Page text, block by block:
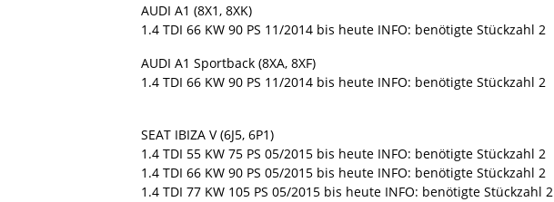
AUDI A1 (8X1, 8XK)
1.4 TDI 66 KW 90 PS 11/2014 bis heute INFO: benötigte Stückzahl 2
AUDI A1 Sportback (8XA, 8XF)
1.4 TDI 66 KW 90 PS 11/2014 bis heute INFO: benötigte Stückzahl 2
SEAT IBIZA V (6J5, 6P1)
1.4 TDI 55 KW 75 PS 05/2015 bis heute INFO: benötigte Stückzahl 2
1.4 TDI 66 KW 90 PS 05/2015 bis heute INFO: benötigte Stückzahl 2
1.4 TDI 77 KW 105 PS 05/2015 bis heute INFO: benötigte Stückzahl 2